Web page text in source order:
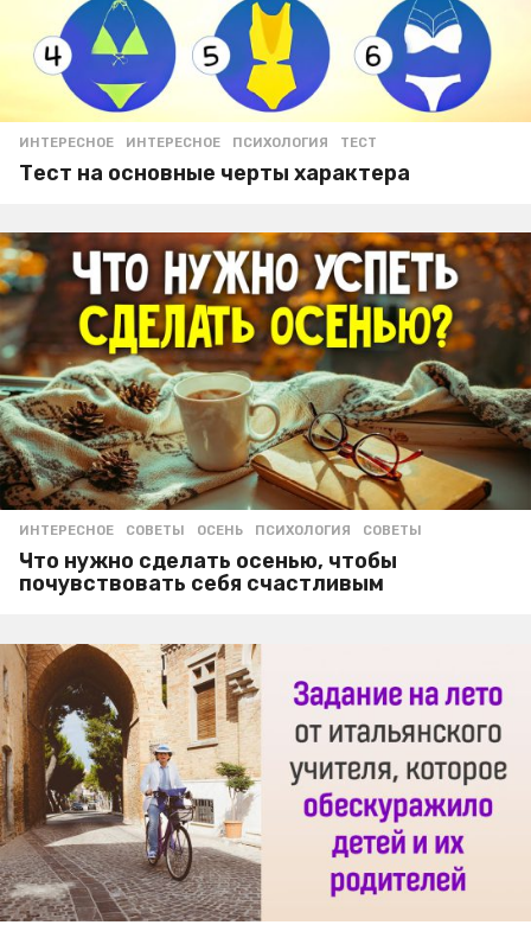
ИНТЕРЕСНОЕ ИНТЕРЕСНОЕ ,ПСИХОЛОГИЯ ,ТЕСТ
Тест на основные черты характера
ИНТЕРЕСНОЕ ,СОВЕТЫ ОСЕНЬ ,ПСИХОЛОГИЯ ,СОВЕТЫ
Что нужно сделать осенью, чтобы
почувствовать себя счастливым